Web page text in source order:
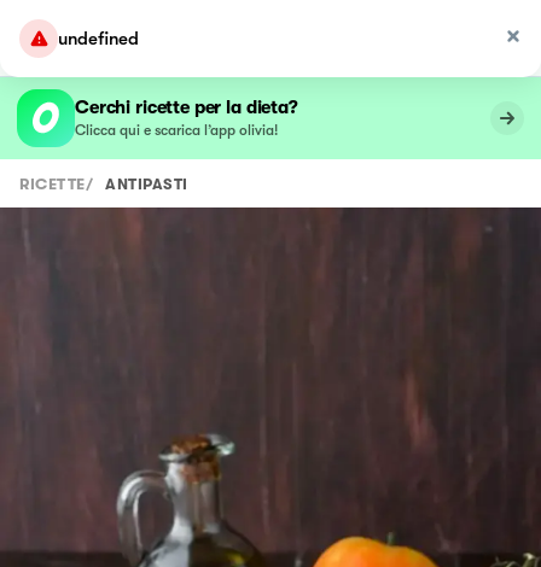
undefined
Cerchi ricette per la dieta?
Clicca qui e scarica l’app olivia!
RICETTE/ ANTIPASTI